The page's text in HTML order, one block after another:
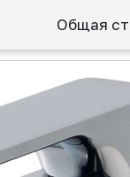
Общая